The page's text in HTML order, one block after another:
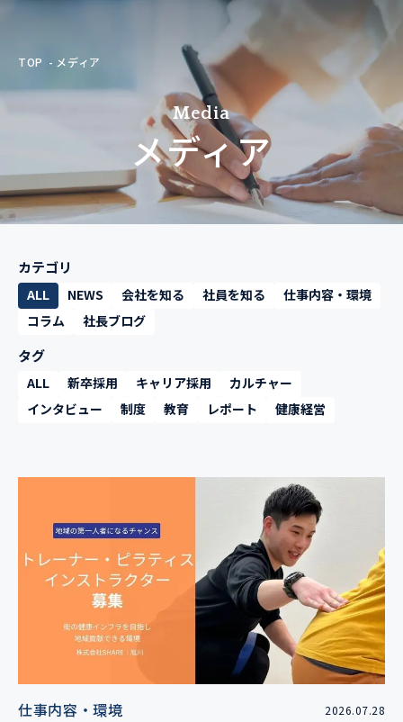
TOP メディア
Media
メディア
カテゴリ
ALL NEWS 会社を知る 社員を知る
仕事内容・環境
コラム
社長ブログ
タグ
ALL 新卒採用 キャリア採用
カルチャー
インタビュー
制度 教育 レポート 健康経営
仕事内容・環境 2026.07.28